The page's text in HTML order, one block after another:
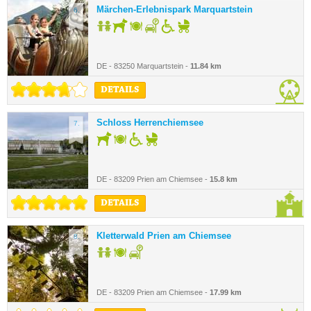
6. Märchen-Erlebnispark Marquartstein
DE - 83250 Marquartstein - 11.84 km
DETAILS
7. Schloss Herrenchiemsee
DE - 83209 Prien am Chiemsee - 15.8 km
DETAILS
8. Kletterwald Prien am Chiemsee
DE - 83209 Prien am Chiemsee - 17.99 km